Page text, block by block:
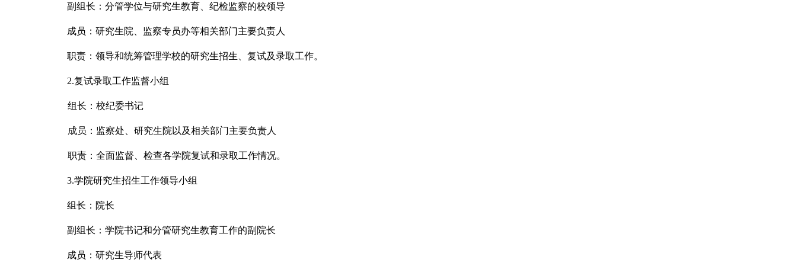
副组长：分管学位与研究生教育、纪检监察的校领导
成员：研究生院、监察专员办等相关部门主要负责人
职责：领导和统筹管理学校的研究生招生、复试及录取工作。
2.复试录取工作监督小组
组长：校纪委书记
成员：监察处、研究生院以及相关部门主要负责人
职责：全面监督、检查各学院复试和录取工作情况。
3.学院研究生招生工作领导小组
组长：院长
副组长：学院书记和分管研究生教育工作的副院长
成员：研究生导师代表